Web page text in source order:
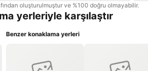
oluşturulmuştur ve %100 doğru olmayabilir.
yerleriyle karşılaştır
Benzer konaklama yerleri